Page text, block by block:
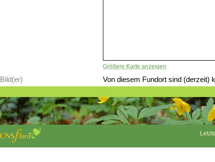
Größere Karte anzeigen
Bild(er) Von diesem Fundort sind (derzeit)